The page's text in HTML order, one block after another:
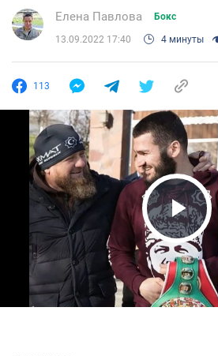
Елена Павлова Бокс
13.09.2022 17:40 4 минуты
113
Play